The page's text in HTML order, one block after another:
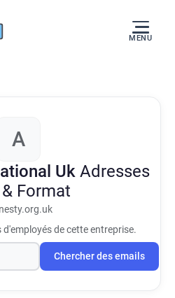
MENU
A
Uk Adresses
Format
de cette entreprise.
Chercher des emails